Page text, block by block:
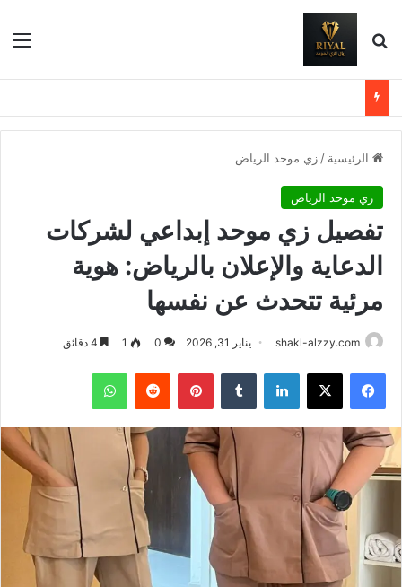
بحث عن
الرئيسية / زي موحد الرياض
زي موحد الرياض
تفصيل زي موحد إبداعي لشركات
الدعاية والإعلان بالرياض: هوية
مرئية تتحدث عن نفسها
shakl-alzzy.com يناير 31, 2026 0
1
فيسبوك X لينكدإن بينتيريست واتساب